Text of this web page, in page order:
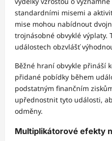
standardními misemi a
mise mohou nabídnout
trojnásobné obvyklé výplaty.
událostech obzvlášť
Běžné hraní obvykle přináší
přidané pobídky během
podstatným finančním
upřednostnit tyto události,
odměny.
Multiplikátorové efekty